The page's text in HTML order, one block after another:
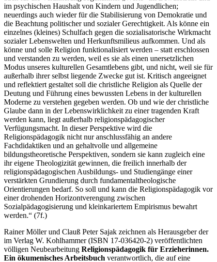
im psychischen Haushalt von Kindern und Jugendlichen;
neuerdings auch wieder für die Stabilisierung von Demokratie und
die Beachtung politischer und sozialer Gerechtigkeit. Als könne ein
einzelnes (kleines) Schulfach gegen die sozialisatorische Wirkmacht
sozialer Lebenswelten und Herkunftsmilieus aufkommen. Und als
könne und solle Religion funktionalisiert werden – statt erschlossen
und verstanden zu werden, weil es sie als einen unersetzlichen
Modus unseres kulturellen Gesamtlebens gibt, und nicht, weil sie für
außerhalb ihrer selbst liegende Zwecke gut ist. Kritisch angeeignet
und reflektiert gestaltet soll die christliche Religion als Quelle der
Deutung und Führung eines bewussten Lebens in der kulturellen
Moderne zu verstehen gegeben werden. Ob und wie der christliche
Glaube dann in der Lebenswirklichkeit zu einer tragenden Kraft
werden kann, liegt außerhalb religionspädagogischer
Verfügungsmacht. In dieser Perspektive wird die
Religionspädagogik nicht nur anschlussfähig an andere
Fachdidaktiken und an gehaltvolle und allgemeine
bildungstheoretische Perspektiven, sondern sie kann zugleich eine
ihr eigene Theologizität gewinnen, die freilich innerhalb der
religionspädagogischen Ausbildungs- und Studiengänge einer
verstärkten Grundierung durch fundamentaltheologische
Orientierungen bedarf. So soll und kann die Religionspädagogik vor
einer drohenden Horizontverengung zwischen
Sozialpädagogisierung und kleinkariertem Empirismus bewahrt
werden.“ (7f.)
Rainer Möller und Clauß Peter Sajak zeichnen als Herausgeber der
im Verlag W. Kohlhammer (ISBN 17-036420-2) veröffentlichten
völligen Neubearbeitung Religionspädagogik für Erzieherinnen.
Ein ökumenisches Arbeitsbuch verantwortlich, die auf eine